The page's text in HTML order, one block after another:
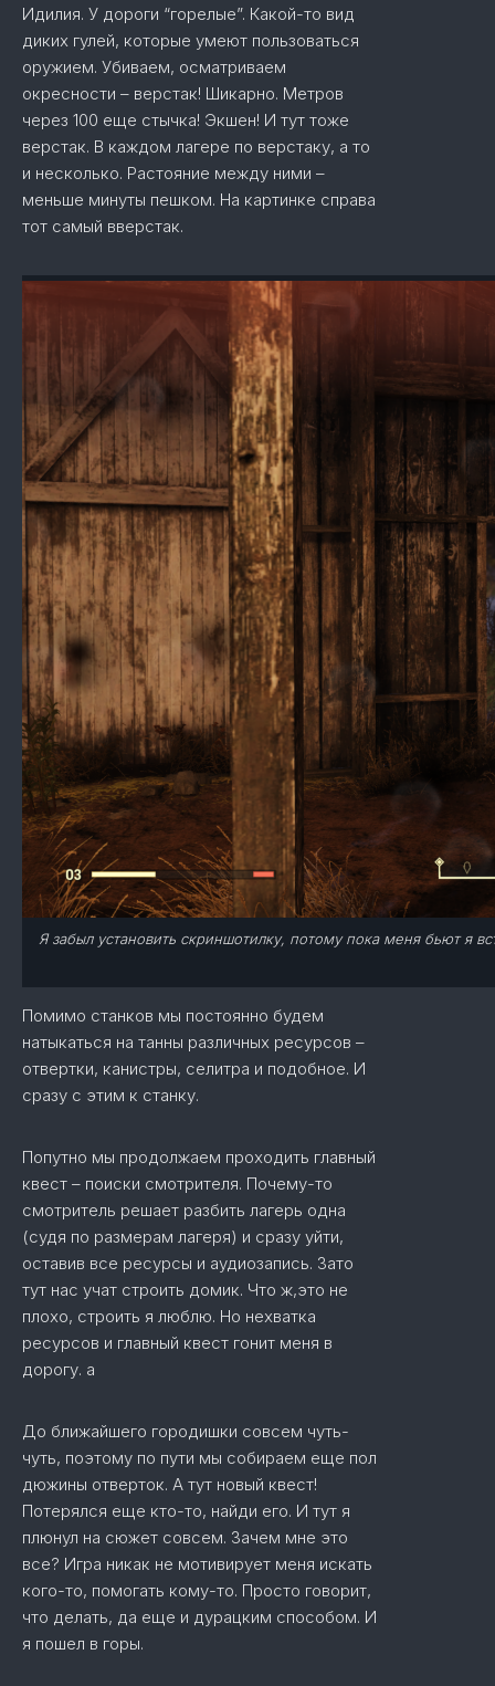
Идилия. У дороги “горелые”. Какой-то вид
диких гулей, которые умеют пользоваться
оружием. Убиваем, осматриваем
окресности – верстак! Шикарно. Метров
через 100 еще стычка! Экшен! И тут тоже
верстак. В каждом лагере по верстаку, а то
и несколько. Растояние между ними –
меньше минуты пешком. На картинке справа
тот самый вверстак.
Я забыл установить скриншотилку, потому пока меня бьют я
Помимо станков мы постоянно будем
натыкаться на танны различных ресурсов –
отвертки, канистры, селитра и подобное. И
сразу с этим к станку.
Попутно мы продолжаем проходить главный
квест – поиски смотрителя. Почему-то
смотритель решает разбить лагерь одна
(судя по размерам лагеря) и сразу уйти,
оставив все ресурсы и аудиозапись. Зато
тут нас учат строить домик. Что ж,это не
плохо, строить я люблю. Но нехватка
ресурсов и главный квест гонит меня в
дорогу. а
До ближайшего городишки совсем чуть-
чуть, поэтому по пути мы собираем еще пол
дюжины отверток. А тут новый квест!
Потерялся еще кто-то, найди его. И тут я
плюнул на сюжет совсем. Зачем мне это
все? Игра никак не мотивирует меня искать
кого-то, помогать кому-то. Просто говорит,
что делать, да еще и дурацким способом. И
я пошел в горы.